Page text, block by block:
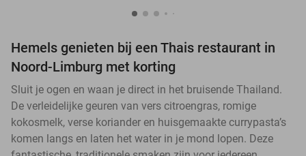
Hemels genieten bij een Thais restaurant in
Noord-Limburg met korting
Sluit je ogen en waan je direct in het bruisende Thailand.
De verleidelijke geuren van vers citroengras, romige
kokosmelk, verse koriander en huisgemaakte currypasta’s
komen langs en laten het water in je mond lopen. Deze